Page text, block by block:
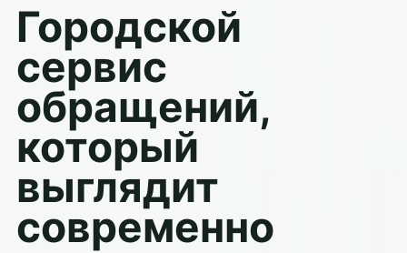
Городской
сервис
обращений,
который
выглядит
современно